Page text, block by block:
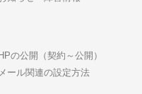
HPの公開（契約～公開）
メール関連の設定方法